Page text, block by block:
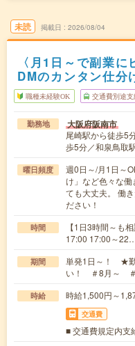
未読 掲載日 2026/08/04
〈月1日～で副業に
DMのカンタン仕分
職種未経験OK 交通費別途支
勤務地 大阪府阪南市
尾崎駅から徒歩5
歩5分／和泉鳥取
曜日頻度
週0日～/月1日～
け」など色々な
ても大丈夫。 働
ださい！
時間
【1日3時間～も
17:00 17:00～
期間
単発1日～！ ★勤
い！ ＃8月～
時給 時給1,500円～
交通費
■ 交通費規定内支